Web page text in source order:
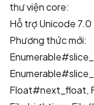
thư viện core:
Hỗ trợ Unicode 7.0
Phương thức mới:
Float#next_float,